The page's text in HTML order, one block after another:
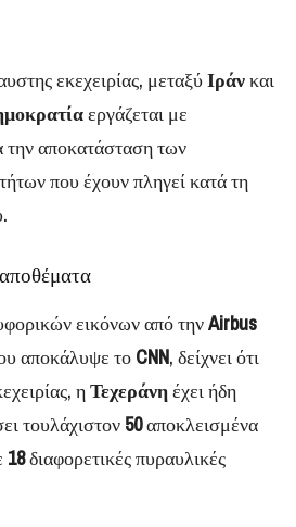
εκεχειρίας, μεταξύΙράνκαι
εργάζεται με
αποκατάσταση των
που έχουν πληγεί κατά τη
εικόνων από τηνAirbus
αποκάλυψε το CNN, δείχνει ότι
ηΤεχεράνηέχει ήδη
τουλάχιστον 50αποκλεισμένα
18διαφορετικές πυραυλικές